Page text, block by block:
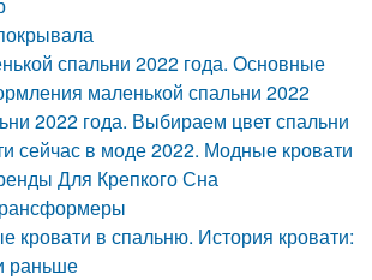
спальни 2022 года. Основные
маленькой спальни 2022
2022 года. Выбираем цвет спальни
сейчас в моде 2022. Модные кровати
Для Крепкого Сна
кровати в спальню. История кровати:
раньше